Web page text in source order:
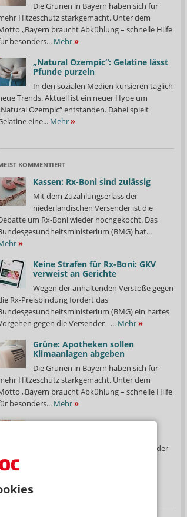
Die Grünen in Bayern haben sich für
Hitzeschutz starkgemacht. Unter dem
„Bayern braucht Abkühlung – schnelle Hilfe
besonders... Mehr»
„Natural Ozempic“: Gelatine lässt
Pfunde purzeln
In den sozialen Medien kursieren täglich
Trends. Aktuell ist ein neuer Hype um
Ozempic“ entstanden. Dabei spielt
eine... Mehr»
KOMMENTIERT
Kassen: Rx-Boni sind zulässig
Mit dem Zuzahlungserlass der
niederländischen Versender ist die
um Rx-Boni wieder hochgekocht. Das
(BMG) hat...
»
Keine Strafen für Rx-Boni: GKV
verweist an Gerichte
Wegen der anhaltenden Verstöße gegen
Rx-Preisbindung fordert das
(BMG) ein hartes
gegen die Versender –... Mehr»
Grüne: Apotheken sollen
Klimaanlagen abgeben
Die Grünen in Bayern haben sich für
Hitzeschutz starkgemacht. Unter dem
„Bayern braucht Abkühlung – schnelle Hilfe
besonders... Mehr»
Second-Hand-Medikamente:
Ungenutzte Arzneimittel werden in der
entsorgt. Weil aber nicht angebrochene
die aufgrund von Tod,
Therapieumstellung,...